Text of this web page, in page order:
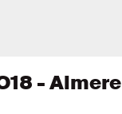
- Almere